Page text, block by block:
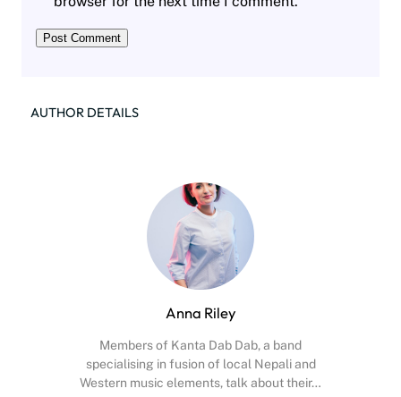
AUTHOR DETAILS
Anna Riley
Members of Kanta Dab Dab, a band
specialising in fusion of local Nepali and
Western music elements, talk about their…